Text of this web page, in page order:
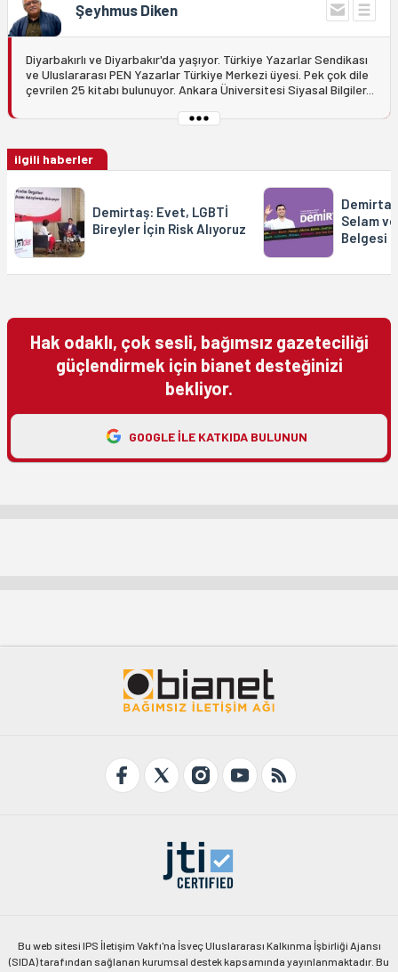
Şeyhmus Diken
Diyarbakırlı ve Diyarbakır'da yaşıyor. Türkiye Yazarlar Sendikası
ve Uluslararası PEN Yazarlar Türkiye Merkezi üyesi. Pek çok dile
çevrilen 25 kitabı bulunuyor. Ankara Üniversitesi Siyasal Bilgiler...
ilgili haberler
Demirtaş: Evet, LGBTİ
Bireyler İçin Risk Alıyoruz
Selam
Belgesi
Hak odaklı, çok sesli, bağımsız gazeteciliği
güçlendirmek için bianet desteğinizi
bekliyor.
GOOGLE ILE KATKIDA BULUNUN
Bu web sitesi IPS İletişim Vakfı'na İsveç Uluslararası Kalkınma İşbirliği Ajansı
(SIDA) tarafından sağlanan kurumsal destek kapsamında yayınlanmaktadır. Bu